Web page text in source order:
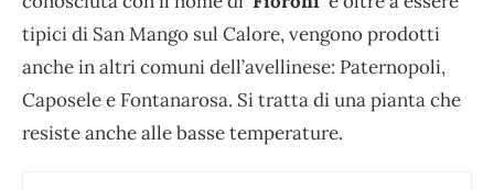
tipici di San Mango sul Calore, vengono prodotti
anche in altri comuni dell’avellinese: Paternopoli,
Caposele e Fontanarosa. Si tratta di una pianta che
resiste anche alle basse temperature.